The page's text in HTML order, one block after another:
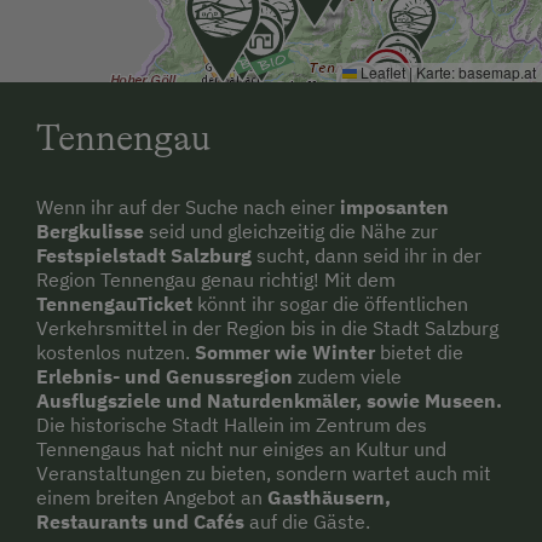
Wochenende und an Feiertagen.
Anreise mit Zug möglich (nächster Bahnhof:
Bahnhof zu uns: zu Fuß, Normalerweise fahren
Züge mehrmals pro Stunde an Wochentagen
und 2-5x pro Tag am Wochenende und an
Feiertagen.
Die nächste Verpflegungsmöglichkeit
(Gasthaus, Supermarkt, Hofladen) ist 0,5 km
entfernt.
Leaflet | Karte:basemap.at
Tennengau
Wenn ihr auf der Suche nach einer imposanten
Bergkulisse seid und gleichzeitig die Nähe zur
Festspielstadt Salzburg sucht, dann seid ihr in der
Region Tennengau genau richtig! Mit dem
TennengauTicket könnt ihr sogar die öffentlichen
Verkehrsmittel in der Region bis in die Stadt Salzburg
kostenlos nutzen. Sommer wie Winter bietet die
Erlebnis- und Genussregion zudem viele
Ausflugsziele und Naturdenkmäler, sowie Museen.
Die historische Stadt Hallein im Zentrum des
Tennengaus hat nicht nur einiges an Kultur und
Veranstaltungen zu bieten, sondern wartet auch mit
einem breiten Angebot an Gasthäusern,
Restaurants und Cafés auf die Gäste.